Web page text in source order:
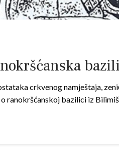
crk­venog namještaja,
ranokrš­ćanskoj bazilici iz